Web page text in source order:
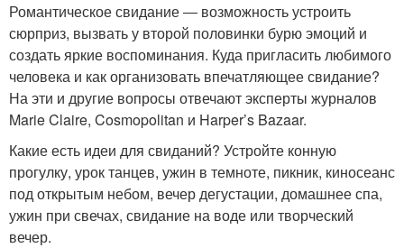
Романтическое свидание ― возможность устроить
сюрприз, вызвать у второй половинки бурю эмоций и
создать яркие воспоминания. Куда пригласить любимого
человека и как организовать впечатляющее свидание?
На эти и другие вопросы отвечают эксперты журналов
Marie Claire, Cosmopolitan и Harper’s Bazaar.
Какие есть идеи для свиданий? Устройте конную
прогулку, урок танцев, ужин в темноте, пикник, киносеанс
под открытым небом, вечер дегустации, домашнее спа,
ужин при свечах, свидание на воде или творческий
вечер.